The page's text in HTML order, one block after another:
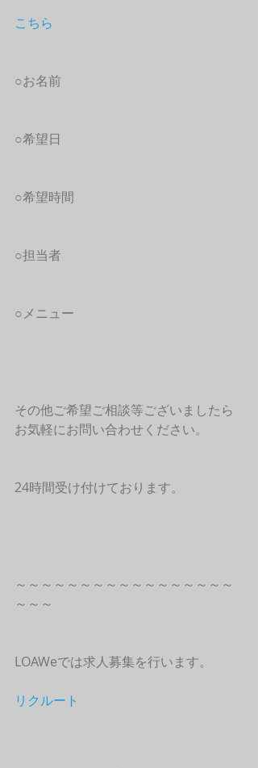
こちら
○お名前
○希望日
○希望時間
○担当者
○メニュー
その他ご希望ご相談等ございましたら
お気軽にお問い合わせください。
24時間受け付けております。
～～～～～～～～～～～～～～～～～
～～～
LOAWeでは求人募集を行います。
リクルート